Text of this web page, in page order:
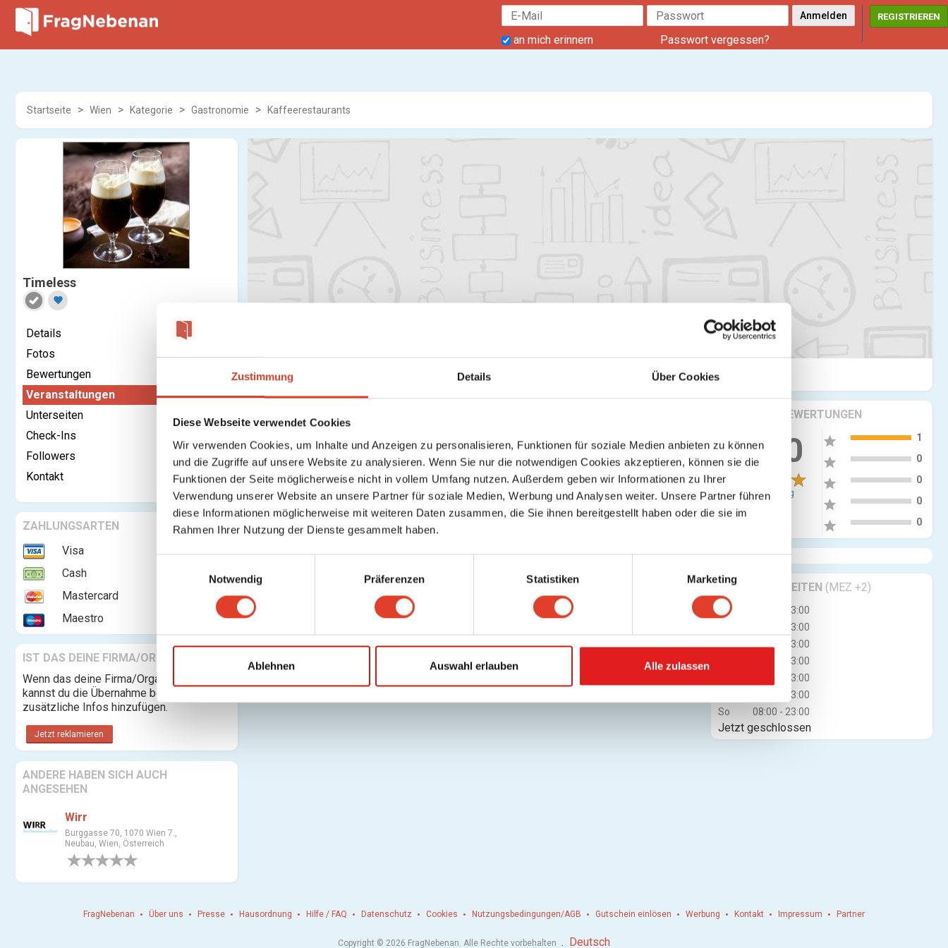
Zustimmung Details Über Cookies
Diese Webseite verwendet Cookies
Wir verwenden Cookies, um Inhalte und Anzeigen zu personalisieren, Funktionen für soziale Medien anbieten zu können
und die Zugriffe auf unsere Website zu analysieren. Wenn Sie nur die notwendigen Cookies akzeptieren, können sie die
Funktionen der Seite möglicherweise nicht in vollem Umfang nutzen. Außerdem geben wir Informationen zu Ihrer
Verwendung unserer Website an unsere Partner für soziale Medien, Werbung und Analysen weiter. Unsere Partner führen
diese Informationen möglicherweise mit weiteren Daten zusammen, die Sie ihnen bereitgestellt haben oder die sie im
Rahmen Ihrer Nutzung der Dienste gesammelt haben.
l
i
g
u
g
a
w
a
l
Notwendig Präferenzen Statistiken Marketing
Ablehnen Auswahl erlauben Alle zulassen
an mich erinnern Passwort vergessen?
REGISTRIEREN
Startseite Wien Kategorie Gastronomie Kaffeerestaurants
Timeless
favorite
Details
Fotos
Bewertungen
Veranstaltungen
Unterseiten
Check-Ins
Followers
Kontakt
ZAHLUNGSARTEN
Visa
Cash
Mastercard
Maestro
IST DAS DEINE FIRMA/ORGANISATION?
Wenn das deine Firma/Organisation ist,
kannst du die Übernahme beantragen und
zusätzliche Infos hinzufügen.
Jetzt reklamieren
ANDERE HABEN SICH AUCH
ANGESEHEN
Wirr
Burggasse 70, 1070 Wien 7.,
Neubau, Wien, Österreich
Kontaktieren
KRITIKEN & BEWERTUNGEN
5.00
1 Bewertung
star 1
star 0
star 0
star 0
star 0
GESCHÄFTSZEITEN (MEZ +2)
Mo
08:00 - 23:00
08:00 - 23:00
08:00 - 23:00
08:00 - 23:00
08:00 - 23:00
08:00 - 23:00
So
08:00 - 23:00
Jetzt geschlossen
Timeless Veranstaltungen
Anstehende Veranstaltungen Meine Veranstaltungen
Keine weiteren Inhalte gefunden
FragNebenan Über uns Presse Hausordnung Hilfe / FAQ Datenschutz Cookies Nutzungsbedingungen/AGB Gutschein einlösen Werbung Kontakt Impressum Partner
Copyright © 2026 FragNebenan. Alle Rechte vorbehalten . Deutsch